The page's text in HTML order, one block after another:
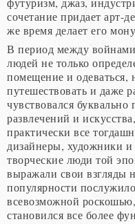
сочетание придает арт-
же время делает его
В период между
людей не только
помещение и одеваться,
путешествовать и даже
чувствовался
развлечений и
практически все
дизайнеры, художники
творческие люди той
выражали свои взгляды
популярности
всевозможной
становился все более